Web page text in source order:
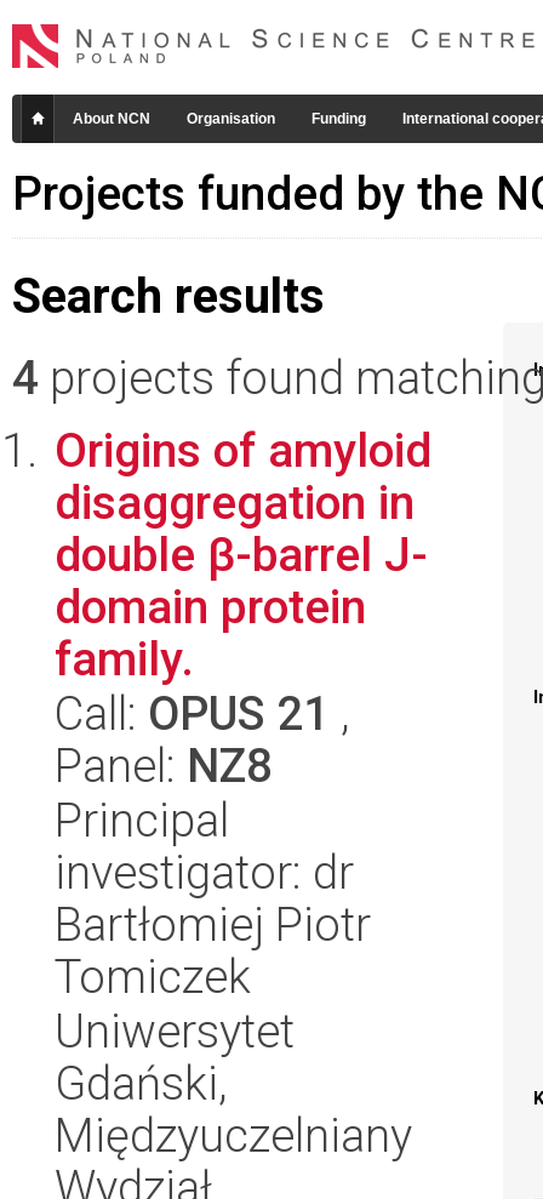
About NCN Organisation Funding International
Projects funded by the
Search results
4 projects found
Origins of amyloid
disaggregation in
double β-barrel J-
domain protein
family.
Call: OPUS 21 ,
Panel: NZ8
Principal
investigator: dr
Bartłomiej Piotr
Tomiczek
Uniwersytet
Gdański,
Międzyuczelniany
Wydział